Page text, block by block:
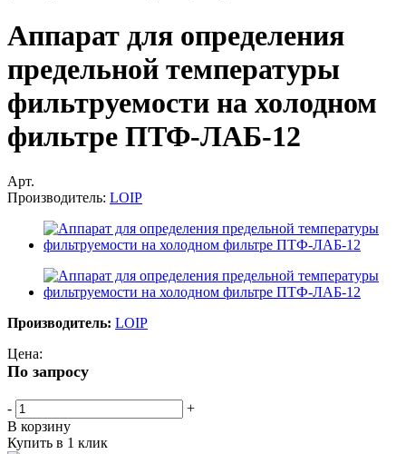
Аппарат для определения
предельной температуры
фильтруемости на холодном
фильтре ПТФ-ЛАБ-12
Арт.
Производитель: LOIP
Производитель: LOIP
Цена:
По запросу
-
+
В корзину
Купить в 1 клик